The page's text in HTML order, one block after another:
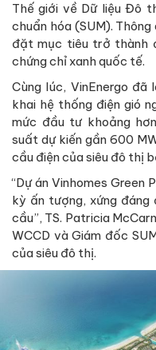
Thế giới về Dữ liệu Đô
chuẩn hóa (SUM).
đặt mục tiêu trở thành
chứng chỉ xanh quốc tế.
Cùng lúc, VinEnergo
khai hệ thống điện gió
mức đầu tư khoảng
suất dự kiến gần 600
cầu điện của siêu đô thị
“Dự án Vinhomes Green
kỳ ấn tượng, xứng
cầu”, TS. Patricia
WCCD và Giám đốc
của siêu đô thị.